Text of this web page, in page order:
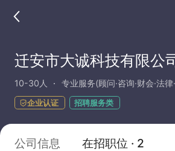
迁安市大诚科技有限公
10-30人 专业服务(顾问·咨询·财会·法律
企业认证 招聘服务类
公司信息 在招职位 · 2